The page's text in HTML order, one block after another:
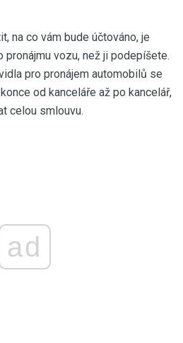
na co vám bude účtováno, je
vozu, než ji podepíšete.
pro pronájem automobilů se
od kanceláře až po kancelář,
celou smlouvu.
ad